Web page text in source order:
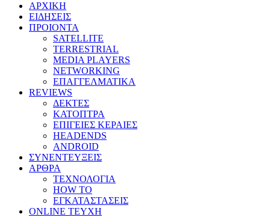
ΑΡΧΙΚΗ
ΕΙΔΗΣΕΙΣ
ΠΡΟΙΟΝΤΑ
SATELLITE
TERRESTRIAL
MEDIA PLAYERS
NETWORKING
ΕΠΑΓΓΕΛΜΑΤΙΚΑ
REVIEWS
ΔΕΚΤΕΣ
ΚΑΤΟΠΤΡΑ
ΕΠΙΓΕΙΕΣ ΚΕΡΑΙΕΣ
HEADENDS
ANDROID
ΣΥΝΕΝΤΕΥΞΕΙΣ
ΑΡΘΡΑ
ΤΕΧΝΟΛΟΓΙΑ
HOW TO
ΕΓΚΑΤΑΣΤΑΣΕΙΣ
ONLINE TEYXH